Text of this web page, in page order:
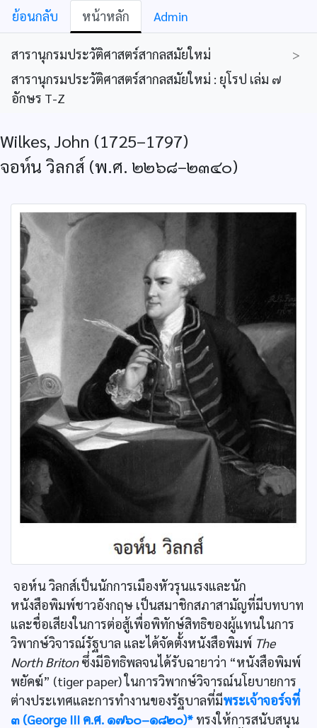
ย้อนกลับ หน้าหลัก Admin
สารานุกรมประวัติศาสตร์สากลสมัยใหม่
>
สารานุกรมประวัติศาสตร์สากลสมัยใหม่ : ยุโรป เล่ม ๗
อักษร T-Z
Wilkes, John (1725–1797)
จอห์น วิลกส์ (พ.ศ. ๒๒๖๘–๒๓๔๐)
จอห์น วิลกส์เป็นนักการเมืองหัวรุนแรงและนัก
หนังสือพิมพ์ชาวอังกฤษ เป็นสมาชิกสภาสามัญที่มีบทบาท
และชื่อเสียงในการต่อสู้เพื่อพิทักษ์สิทธิของผู้แทนในการ
วิพากษ์วิจารณ์รัฐบาล และได้จัดตั้งหนังสือพิมพ์ The
North Britonซึ่งมีอิทธิพลจนได้รับฉายาว่า “หนังสือพิมพ์
พยัคฆ์” (tiger paper) ในการวิพากษ์วิจารณ์นโยบายการ
ต่างประเทศและการทำงานของรัฐบาลที่มีพระเจ้าจอร์จที่
๓ (George III ค.ศ. ๑๗๖๐–๑๘๒๐)* ทรงให้การสนับสนุน